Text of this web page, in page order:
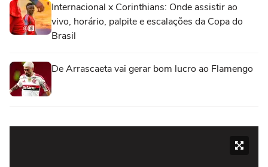
Internacional x Corinthians: Onde assistir ao
vivo, horário, palpite e escalações da Copa do
Brasil
De Arrascaeta vai gerar bom lucro ao Flamengo